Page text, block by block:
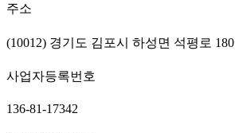
주소
(10012) 경기도 김포시 하성면 석평로 180
사업자등록번호
136-81-17342